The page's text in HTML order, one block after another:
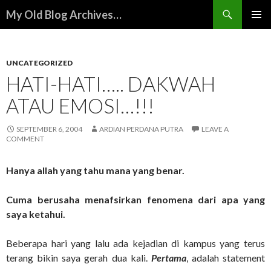
My Old Blog Archives…
UNCATEGORIZED
HATI-HATI….. DAKWAH
ATAU EMOSI…!!!
SEPTEMBER 6, 2004 ARDIAN PERDANA PUTRA
LEAVE A
COMMENT
Hanya allah yang tahu mana yang benar.
Cuma berusaha menafsirkan fenomena dari apa yang
saya ketahui.
Beberapa hari yang lalu ada kejadian di kampus yang terus
terang bikin saya gerah dua kali. Pertama, adalah statement